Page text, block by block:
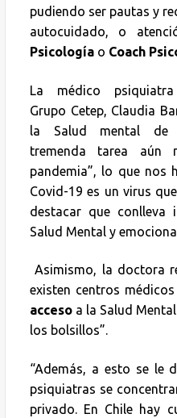
pudiendo ser pautas y
autocuidado, o
Psicología o Coach
La médico
Grupo Cetep, Claudia
la Salud mental
tremenda tarea
pandemia”, lo que nos
Covid-19 es un virus
destacar que conlleva
Salud Mental y
Asimismo, la doctora
existen centros
acceso a la Salud
los bolsillos”.
“Además, a esto se le
psiquiatras se
privado. En Chile hay